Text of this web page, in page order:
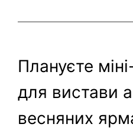
Плануєте
для вистави
весняних